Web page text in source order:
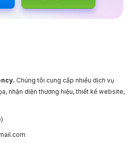
Chúng tôi cung cấp nhiều dịch vụ
nhận diện thương hiệu, thiết kế website,